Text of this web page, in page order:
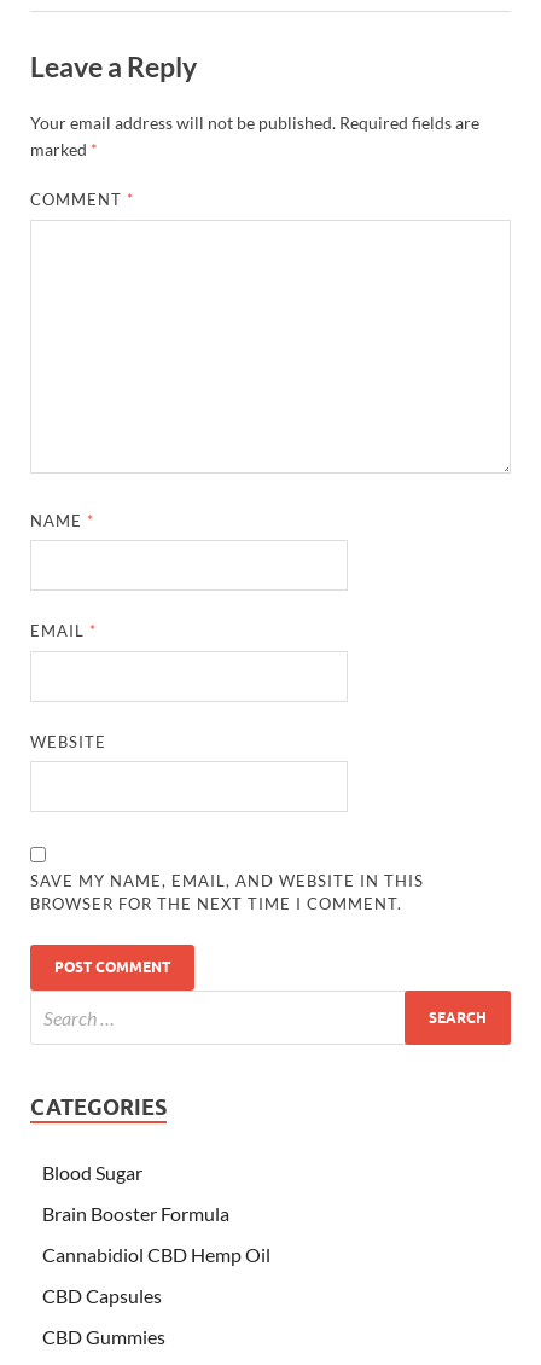
Leave a Reply
Your email address will not be published. Required fields are
marked *
COMMENT *
NAME *
EMAIL *
WEBSITE
SAVE MY NAME, EMAIL, AND WEBSITE IN THIS
BROWSER FOR THE NEXT TIME I COMMENT.
CATEGORIES
Blood Sugar
Brain Booster Formula
Cannabidiol CBD Hemp Oil
CBD Capsules
CBD Gummies